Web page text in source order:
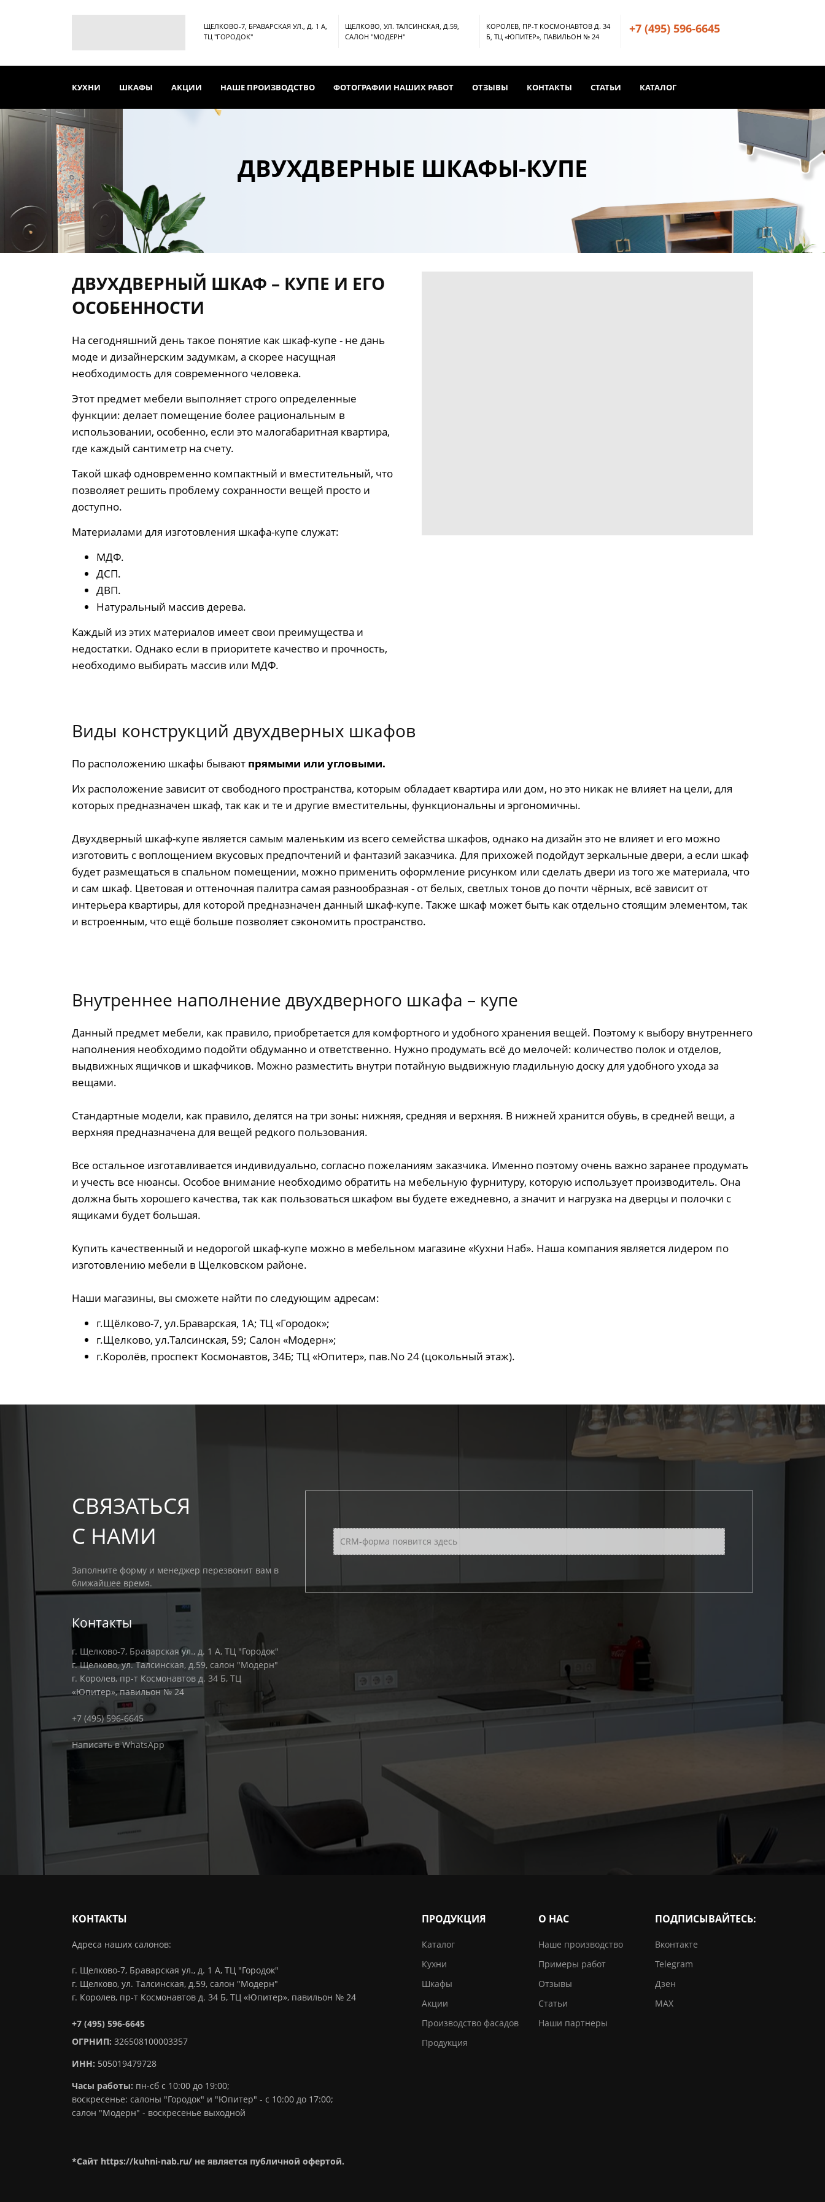
ЩЕЛКОВО-7, БРАВАРСКАЯ УЛ., Д. 1 А,
ТЦ "ГОРОДОК"
ЩЕЛКОВО, УЛ. ТАЛСИНСКАЯ, Д.59,
САЛОН "МОДЕРН"
КОРОЛЕВ, ПР-Т КОСМОНАВТОВ Д. 34
Б, ТЦ «ЮПИТЕР», ПАВИЛЬОН № 24
+7 (495) 596-6645
КУХНИ ШКАФЫ АКЦИИ НАШЕ ПРОИЗВОДСТВО ФОТОГРАФИИ НАШИХ РАБОТ ОТЗЫВЫ КОНТАКТЫ СТАТЬИ КАТАЛОГ
ДВУХДВЕРНЫЕ ШКАФЫ-КУПЕ
ДВУХДВЕРНЫЙ ШКАФ – КУПЕ И ЕГО
ОСОБЕННОСТИ
На сегодняшний день такое понятие как шкаф-купе - не дань
моде и дизайнерским задумкам, а скорее насущная
необходимость для современного человека.
Этот предмет мебели выполняет строго определенные
функции: делает помещение более рациональным в
использовании, особенно, если это малогабаритная квартира,
где каждый сантиметр на счету.
Такой шкаф одновременно компактный и вместительный, что
позволяет решить проблему сохранности вещей просто и
доступно.
Материалами для изготовления шкафа-купе служат:
МДФ.
ДСП.
ДВП.
Натуральный массив дерева.
Каждый из этих материалов имеет свои преимущества и
недостатки. Однако если в приоритете качество и прочность,
необходимо выбирать массив или МДФ.
Виды конструкций двухдверных шкафов
По расположению шкафы бывают прямыми или угловыми.
Их расположение зависит от свободного пространства, которым обладает квартира или дом, но это никак не влияет на цели, для
которых предназначен шкаф, так как и те и другие вместительны, функциональны и эргономичны.
Двухдверный шкаф-купе является самым маленьким из всего семейства шкафов, однако на дизайн это не влияет и его можно
изготовить с воплощением вкусовых предпочтений и фантазий заказчика. Для прихожей подойдут зеркальные двери, а если шкаф
будет размещаться в спальном помещении, можно применить оформление рисунком или сделать двери из того же материала, что
и сам шкаф. Цветовая и оттеночная палитра самая разнообразная - от белых, светлых тонов до почти чёрных, всё зависит от
интерьера квартиры, для которой предназначен данный шкаф-купе. Также шкаф может быть как отдельно стоящим элементом, так
и встроенным, что ещё больше позволяет сэкономить пространство.
Внутреннее наполнение двухдверного шкафа – купе
Данный предмет мебели, как правило, приобретается для комфортного и удобного хранения вещей. Поэтому к выбору внутреннего
наполнения необходимо подойти обдуманно и ответственно. Нужно продумать всё до мелочей: количество полок и отделов,
выдвижных ящичков и шкафчиков. Можно разместить внутри потайную выдвижную гладильную доску для удобного ухода за
вещами.
Стандартные модели, как правило, делятся на три зоны: нижняя, средняя и верхняя. В нижней хранится обувь, в средней вещи, а
верхняя предназначена для вещей редкого пользования.
Все остальное изготавливается индивидуально, согласно пожеланиям заказчика. Именно поэтому очень важно заранее продумать
и учесть все нюансы. Особое внимание необходимо обратить на мебельную фурнитуру, которую использует производитель. Она
должна быть хорошего качества, так как пользоваться шкафом вы будете ежедневно, а значит и нагрузка на дверцы и полочки с
ящиками будет большая.
Купить качественный и недорогой шкаф-купе можно в мебельном магазине «Кухни Наб». Наша компания является лидером по
изготовлению мебели в Щелковском районе.
Наши магазины, вы сможете найти по следующим адресам:
г.Щёлково-7, ул.Браварская, 1А; ТЦ «Городок»;
г.Щелково, ул.Талсинская, 59; Салон «Модерн»;
г.Королёв, проспект Космонавтов, 34Б; ТЦ «Юпитер», пав.No 24 (цокольный этаж).
СВЯЗАТЬСЯ
С НАМИ
Заполните форму и менеджер перезвонит вам в
ближайшее время.
Контакты
г. Щелково-7, Браварская ул., д. 1 А, ТЦ "Городок"
г. Щелково, ул. Талсинская, д.59, салон "Модерн"
г. Королев, пр-т Космонавтов д. 34 Б, ТЦ
«Юпитер», павильон № 24
+7 (495) 596-6645
Написать в WhatsApp
CRM-форма появится здесь
КОНТАКТЫ
Адреса наших салонов:
г. Щелково-7, Браварская ул., д. 1 А, ТЦ "Городок"
г. Щелково, ул. Талсинская, д.59, салон "Модерн"
г. Королев, пр-т Космонавтов д. 34 Б, ТЦ «Юпитер», павильон № 24
+7 (495) 596-6645
ОГРНИП: 326508100003357
ИНН: 505019479728
Часы работы: пн-сб с 10:00 до 19:00;
воскресенье: салоны "Городок" и "Юпитер" - с 10:00 до 17:00;
салон "Модерн" - воскресенье выходной
*Сайт https://kuhni-nab.ru/ не является публичной офертой.
ПРОДУКЦИЯ
Каталог
Кухни
Шкафы
Акции
Производство фасадов
Продукция
О НАС
Наше производство
Примеры работ
Отзывы
Статьи
Наши партнеры
ПОДПИСЫВАЙТЕСЬ:
Вконтакте
Telegram
Дзен
MAX